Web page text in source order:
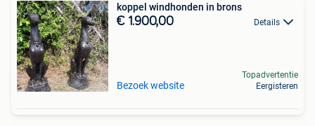
koppel windhonden in brons
€ 1.900,00 Details
Bezoek website
Topadvertentie
Eergisteren